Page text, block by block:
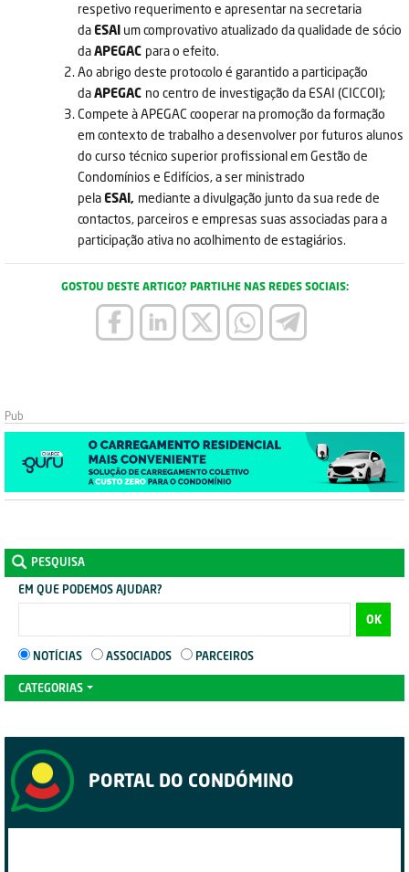
respetivo requerimento e apresentar na secretaria
da ESAI um comprovativo atualizado da qualidade de sócio
daAPEGAC para o efeito.
Ao abrigo deste protocolo é garantido a participação
daAPEGAC no centro de investigação da ESAI (CICCOI);
Compete à APEGAC cooperar na promoção da formação
em contexto de trabalho a desenvolver por futuros alunos
do curso técnico superior profissional em Gestão de
Condomínios e Edifícios, a ser ministrado
pela ESAI, mediante a divulgação junto da sua rede de
contactos, parceiros e empresas suas associadas para a
participação ativa no acolhimento de estagiários.
GOSTOU DESTE ARTIGO? PARTILHE NAS REDES SOCIAIS:
PESQUISA
EM QUE PODEMOS AJUDAR?
OK
NOTÍCIAS ASSOCIADOS PARCEIROS
CATEGORIAS
PORTAL DO CONDÓMINO